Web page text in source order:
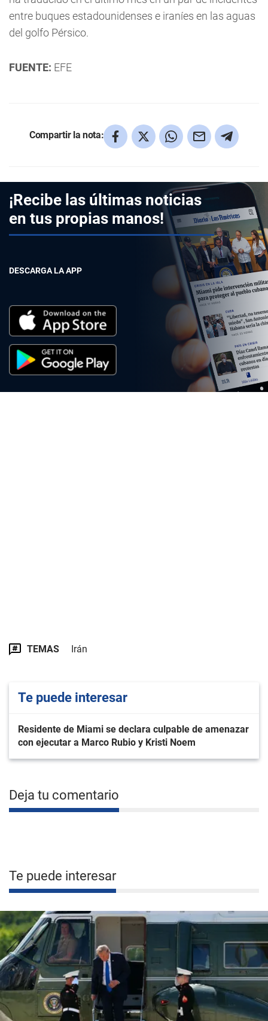
entre buques estadounidenses e iraníes en las aguas
del golfo Pérsico.
FUENTE: EFE
Compartir la nota:
¡Recibe las últimas noticias
en tus propias manos!
DESCARGA LA APP
TEMAS Irán
Te puede interesar
Residente de Miami se declara culpable de amenazar
con ejecutar a Marco Rubio y Kristi Noem
Deja tu comentario
Te puede interesar